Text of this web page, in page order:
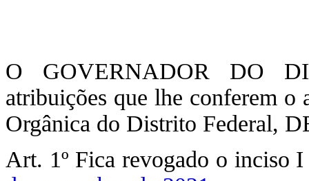
O GOVERNADOR DO
atribuições que lhe conferem
Orgânica do Distrito Federal,
Art. 1º Fica revogado o inciso